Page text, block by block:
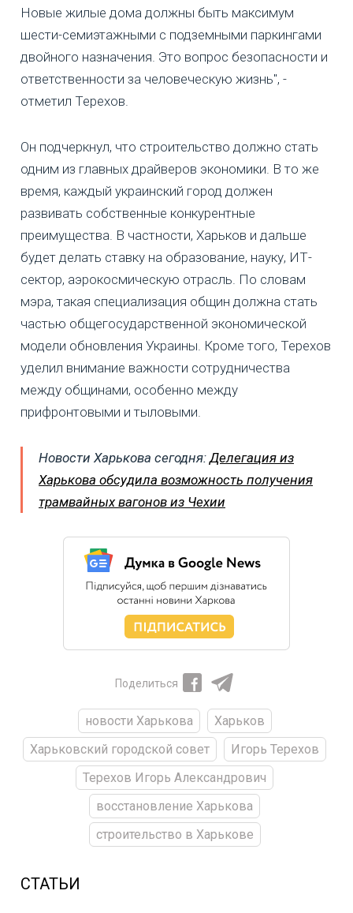
Новые жилые дома должны быть максимум
шести-семиэтажными с подземными паркингами
двойного назначения. Это вопрос безопасности и
ответственности за человеческую жизнь", -
отметил Терехов.
Он подчеркнул, что строительство должно стать
одним из главных драйверов экономики. В то же
время, каждый украинский город должен
развивать собственные конкурентные
преимущества. В частности, Харьков и дальше
будет делать ставку на образование, науку, ИТ-
сектор, аэрокосмическую отрасль. По словам
мэра, такая специализация общин должна стать
частью общегосударственной экономической
модели обновления Украины. Кроме того, Терехов
уделил внимание важности сотрудничества
между общинами, особенно между
прифронтовыми и тыловыми.
Новости Харькова сегодня:Делегация из
Харькова обсудила возможность получения
трамвайных вагонов из Чехии
Поделиться
новости Харькова
Харьков
Харьковский городской совет
Игорь Терехов
Терехов Игорь Александрович
восстановление Харькова
строительство в Харькове
СТАТЬИ